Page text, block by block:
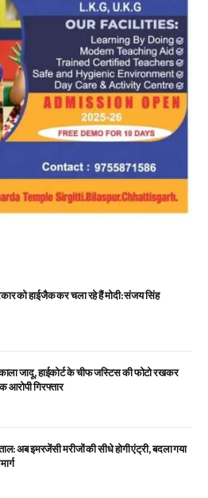
को हाईजैक कर चला रहे हैं मोदी: संजय सिंह
जादू, हाईकोर्ट के चीफ जस्टिस की फोटो रखकर
आरोपी गिरफ्तार
अब इमरजेंसी मरीजों की सीधे होगी एंट्री, बदला गया